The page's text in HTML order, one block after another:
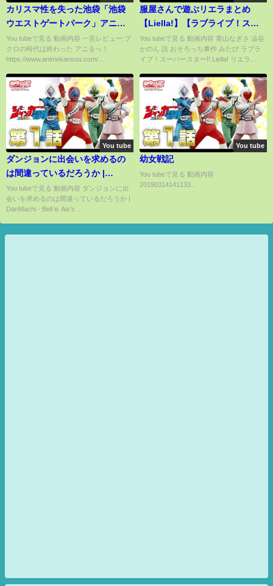
カリスマ性を失った池袋「池袋
ウエストゲートパーク」アニメ
レビュー
You tubeで見る 動画内容 一言レビュー:ブ
クロの時代は終わった アニるっ！
https://www.animekansou.com/...
服屋さんで遊ぶリエラまとめ
【Liella!】【ラブライブ！スー
パースター!!】
You tubeで見る 動画内容 青山なぎさ 澁谷
かのん 説 おそろっち事件 みたび ラブラ
イブ！スーパースター!! Liella! リエラ...
You tube
ダンジョンに出会いを求めるの
は間違っているだろうか |
DanMachi - Bell is Ais's deep
sorrow
You tubeで見る 動画内容 ダンジョンに出
会いを求めるのは間違っているだろうか |
DanMachi - Bell is Ais's ...
You tube
幼女戦記
You tubeで見る 動画内容
20190314141133...